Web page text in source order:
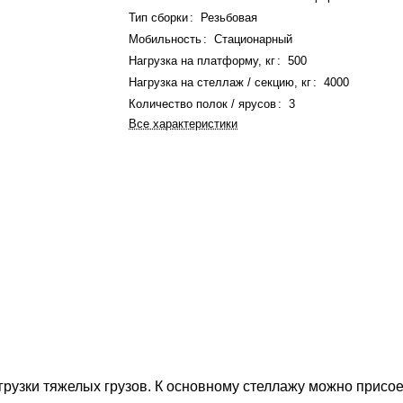
Тип сборки:
Резьбовая
Мобильность :
Стационарный
Нагрузка на платформу, кг :
500
Нагрузка на стеллаж / секцию, кг :
4000
Количество полок / ярусов :
3
Все характеристики
тяжелых грузов. К основному стеллажу можно